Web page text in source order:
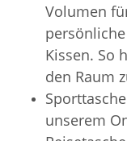
Volumen
Kissen. So
den Raum
unserem